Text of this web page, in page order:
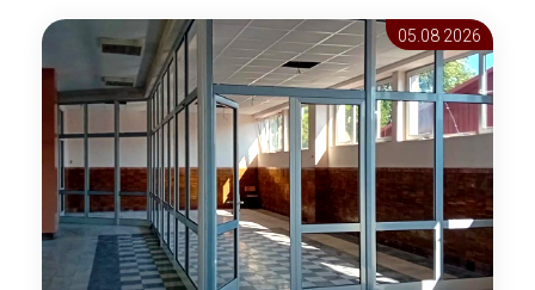
05.08 2026